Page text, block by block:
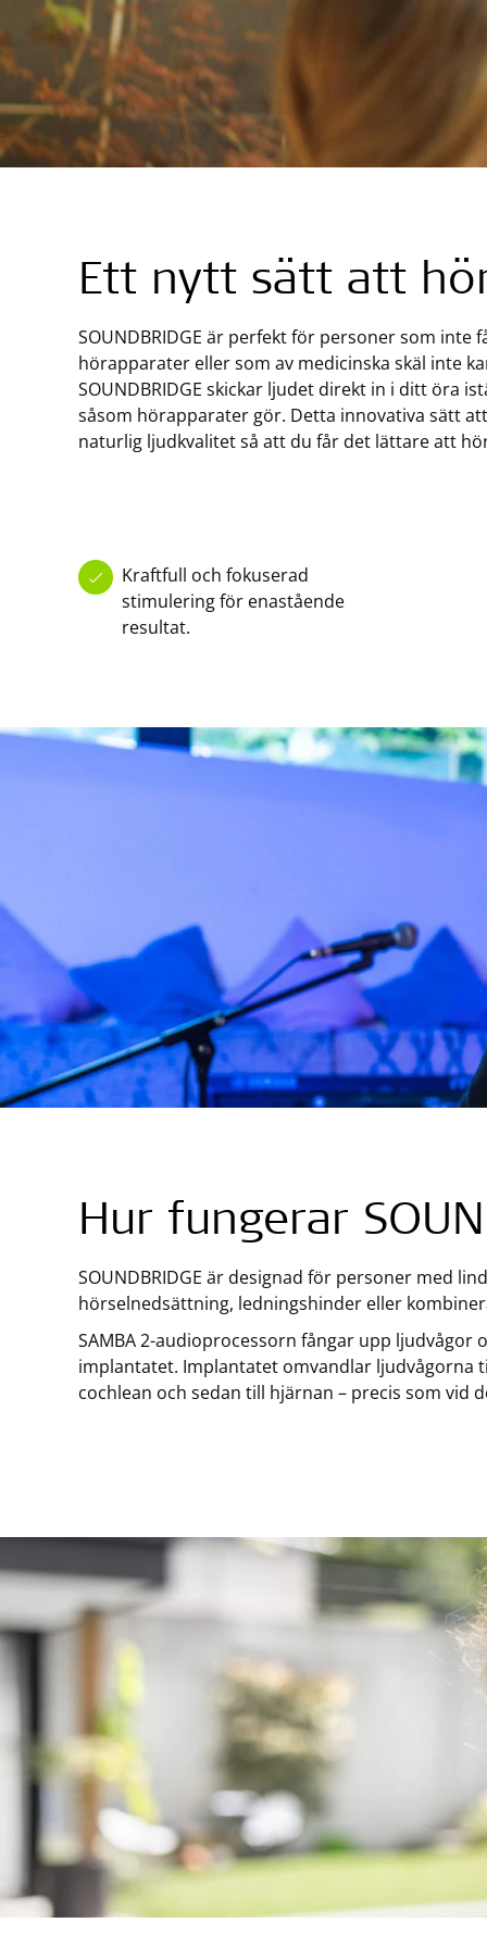
Ett nytt sätt att
SOUNDBRIDGE är perfekt för personer som inte
hörapparater eller som av medicinska skäl inte
SOUNDBRIDGE skickar ljudet direkt in i ditt öra
såsom hörapparater gör. Detta innovativa sätt
naturlig ljudkvalitet så att du får det lättare att
Kraftfull och fokuserad
stimulering för enastående
resultat.
Hur fungerar
SOUNDBRIDGE är designad för personer med
hörselnedsättning, ledningshinder eller
SAMBA 2-audioprocessorn fångar upp ljudvågor
implantatet. Implantatet omvandlar ljudvågorna
cochlean och sedan till hjärnan – precis som vid